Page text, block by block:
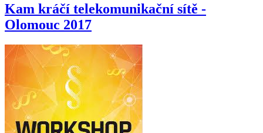
Kam kráčí telekomunikační sítě -
Olomouc 2017